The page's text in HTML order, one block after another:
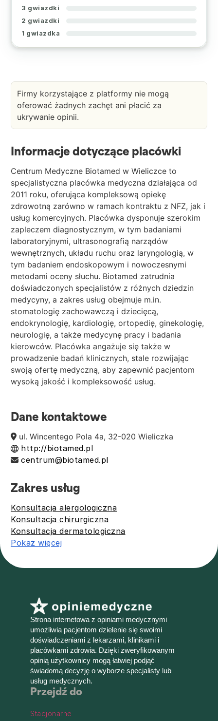
3 gwiazdki
2 gwiazdki
1 gwiazdka
Firmy korzystające z platformy nie mogą
oferować żadnych zachęt ani płacić za
ukrywanie opinii.
Informacje dotyczące placówki
Centrum Medyczne Biotamed w Wieliczce to
specjalistyczna placówka medyczna działająca od
2011 roku, oferująca kompleksową opiekę
zdrowotną zarówno w ramach kontraktu z NFZ, jak i
usług komercyjnych. Placówka dysponuje szerokim
zapleczem diagnostycznym, w tym badaniami
laboratoryjnymi, ultrasonografią narządów
wewnętrznych, układu ruchu oraz laryngologią, w
tym badaniem endoskopowym i nowoczesnymi
metodami oceny słuchu. Biotamed zatrudnia
doświadczonych specjalistów z różnych dziedzin
medycyny, a zakres usług obejmuje m.in.
stomatologię zachowawczą i dziecięcą,
endokrynologię, kardiologię, ortopedię, ginekologię,
neurologię, a także medycynę pracy i badania
kierowców. Placówka angażuje się także w
prowadzenie badań klinicznych, stale rozwijając
swoją ofertę medyczną, aby zapewnić pacjentom
wysoką jakość i kompleksowość usług.
Dane kontaktowe
ul. Wincentego Pola 4a, 32-020 Wieliczka
http://biotamed.pl
centrum@biotamed.pl
Zakres usług
Konsultacja alergologiczna
Konsultacja chirurgiczna
Konsultacja dermatologiczna
Pokaż więcej
Strona internetowa z opiniami medycznymi
umożliwia pacjentom dzielenie się swoimi
doświadczeniami z lekarzami, klinikami i
placówkami zdrowia. Dzięki zweryfikowanym
opinią użytkownicy mogą łatwiej podjąć
świadomą decyzję o wyborze specjalisty lub
usług medycznych.
Przejdź do
Stacjonarne